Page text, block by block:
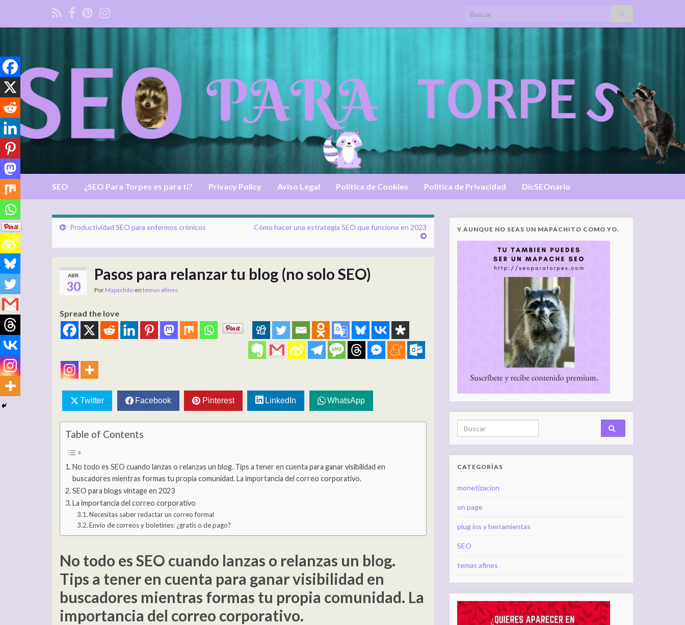
Search for:
SEO ¿SEO Para Torpes es para ti? Privacy Policy Aviso Legal Política de Cookies Política de Privacidad DicSEOnario
Productividad SEO para enfermos crónicos Cómo hacer una estrategia SEO que funcione en 2023
ABR
30
Pasos para relanzar tu blog (no solo SEO)
Por Mapachito en temas afines
Spread the love
Twitter Facebook Pinterest LinkedIn WhatsApp
Table of Contents
No todo es SEO cuando lanzas o relanzas un blog. Tips a tener en cuenta para ganar visibilidad en
buscadores mientras formas tu propia comunidad. La importancia del correo corporativo.
SEO para blogs vintage en 2023
La importancia del correo corporativo
Necesitas saber redactar un correo formal
Envío de correos y boletines: ¿gratis o de pago?
No todo es SEO cuando lanzas o relanzas un blog.
Tips a tener en cuenta para ganar visibilidad en
buscadores mientras formas tu propia comunidad. La
importancia del correo corporativo.
Y AUNQUE NO SEAS UN MAPACHITO COMO YO.
Search for:
CATEGORÍAS
monetizacion
on page
plug ins y herramientas
SEO
temas afines